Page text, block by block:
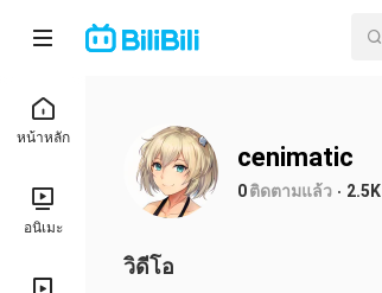
หน้าหลัก
อนิเมะ
cenimatic
0ติดตามแล้ว 2.5K
วิดีโอ